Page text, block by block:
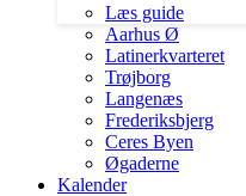
Læs guide
Aarhus Ø
Latinerkvarteret
Trøjborg
Langenæs
Frederiksbjerg
Ceres Byen
Øgaderne
Kalender